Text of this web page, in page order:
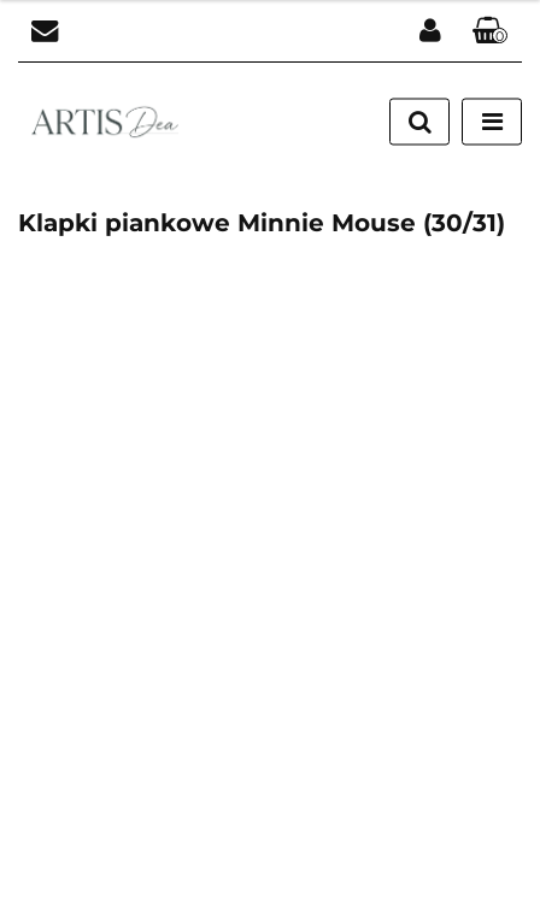
Zaloguj się
Zarejestruj się
0
Klapki piankowe Minnie Mouse (30/31)